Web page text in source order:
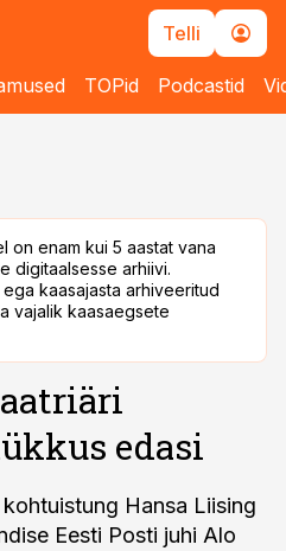
Telli
TOPid Podcastid
on enam kui 5 aastat vana
digitaalsesse arhiivi.
kaasajasta arhiveeritud
vajalik kaasaegsete
edasi
Hansa Liising
Eesti Posti juhi Alo